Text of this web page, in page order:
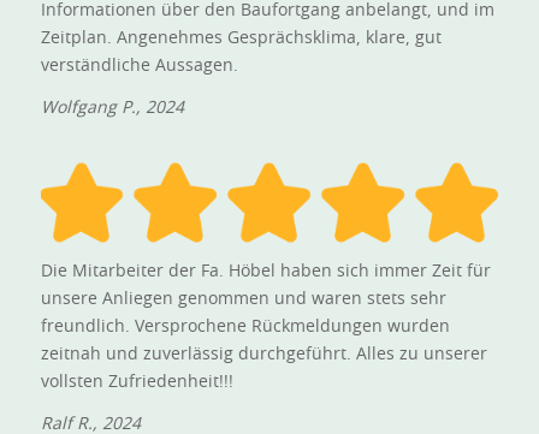
Informationen über den Baufortgang anbelangt, und im
Zeitplan. Angenehmes Gesprächsklima, klare, gut
verständliche Aussagen.
Wolfgang P., 2024
Die Mitarbeiter der Fa. Höbel haben sich immer Zeit für
unsere Anliegen genommen und waren stets sehr
freundlich. Versprochene Rückmeldungen wurden
zeitnah und zuverlässig durchgeführt. Alles zu unserer
vollsten Zufriedenheit!!!
Ralf R., 2024